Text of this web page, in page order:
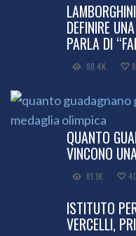
DEFINIRE
PARLA DI
98.4K
QUANTO
VINCONO
81.1K
ISTITUTO
VERCELLI,